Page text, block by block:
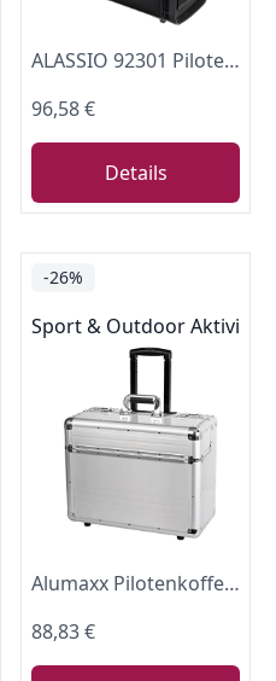
ALASSIO 92301 Pilotenkoffer Silvana - Rollkoffer mit 17 Zoll Laptopfach
96,58 €
Details
-26%
Sport & Outdoor Aktivitäten
Alumaxx Pilotenkoffer Alukoffer Trolley Omega
88,83 €